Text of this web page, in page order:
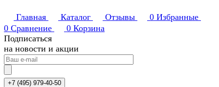
Главная Каталог Отзывы 0 Избранные
0 Сравнение 0 Корзина
Подписаться
на новости и акции
+7 (495) 979-40-50